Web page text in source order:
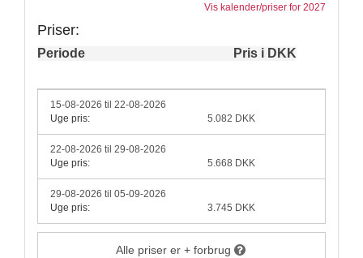
Vis kalender/priser for 2027
Priser:
Periode Pris i DKK
15-08-2026 til 22-08-2026
Uge pris:
5.082 DKK
22-08-2026 til 29-08-2026
Uge pris:
5.668 DKK
29-08-2026 til 05-09-2026
Uge pris:
3.745 DKK
Alle priser er + forbrug